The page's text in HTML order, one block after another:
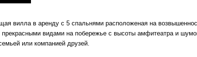
вилла в аренду с 5 спальнями расположеная на
прекрасными видами на побережье с высоты амфитеатра и
или компанией друзей.